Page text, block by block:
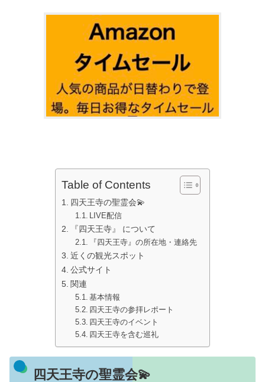
Table of Contents
四天王寺の聖霊会💫
LIVE配信
『四天王寺』 について
『四天王寺』の所在地・連絡先
近くの観光スポット
公式サイト
関連
基本情報
四天王寺の参拝レポート
四天王寺のイベント
四天王寺を含む巡礼
四天王寺の聖霊会💫